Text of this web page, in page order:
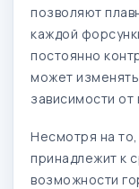
позволяют
каждой
постоянно
может
зависимости от
Несмотря на то,
принадлежит к
возможности